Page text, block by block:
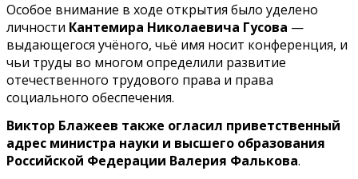
Особое внимание в ходе открытия было уделено
личности Кантемира Николаевича Гусова —
выдающегося учёного, чьё имя носит конференция, и
чьи труды во многом определили развитие
отечественного трудового права и права
социального обеспечения.
Виктор Блажеев также огласил приветственный
адрес министра науки и высшего образования
Российской Федерации Валерия Фалькова.